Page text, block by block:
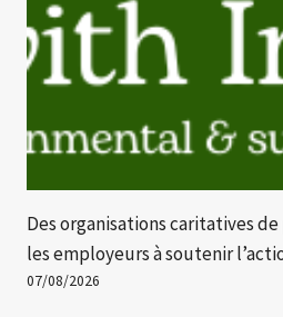
Des organisations caritatives
les employeurs à soutenir
07/08/2026